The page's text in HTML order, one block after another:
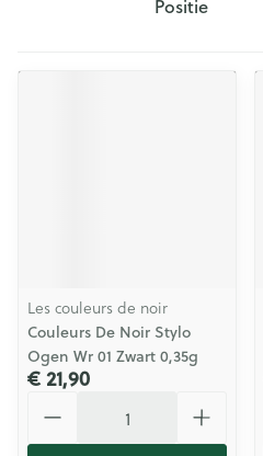
Sorteer op:
Les couleurs de noir
Couleurs De Noir Stylo
Ogen Wr 01 Zwart 0,35g
€ 21,90